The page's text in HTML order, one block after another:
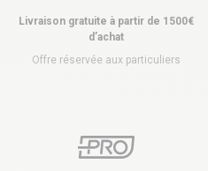
Livraison gratuite à partir de 1500€
d’achat
Offre réservée aux particuliers